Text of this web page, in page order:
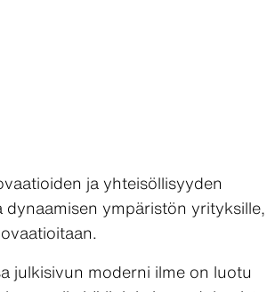
ja yhteisöllisyyden
ympäristön yrityksille,
julkisivun moderni ilme on luotu